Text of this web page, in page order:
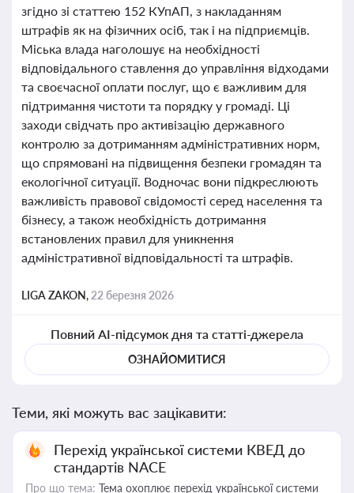
згідно зі статтею 152 КУпАП, з накладанням
штрафів як на фізичних осіб, так і на підприємців.
Міська влада наголошує на необхідності
відповідального ставлення до управління відходами
та своєчасної оплати послуг, що є важливим для
підтримання чистоти та порядку у громаді. Ці
заходи свідчать про активізацію державного
контролю за дотриманням адміністративних норм,
що спрямовані на підвищення безпеки громадян та
екологічної ситуації. Водночас вони підкреслюють
важливість правової свідомості серед населення та
бізнесу, а також необхідність дотримання
встановлених правил для уникнення
адміністративної відповідальності та штрафів.
LIGA ZAKON, 22 березня 2026
Повний AI-підсумок дня та статті-джерела
ОЗНАЙОМИТИСЯ
Теми, які можуть вас зацікавити:
Перехід української системи КВЕД до
стандартів NACE
Про що тема: Тема охоплює перехід української системи